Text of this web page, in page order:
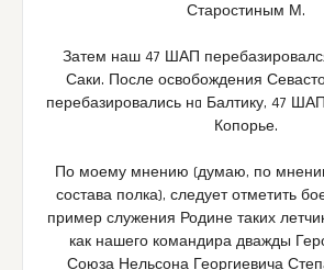
Старостиным М.
Затем наш 47 ШАП
Саки. После освобождения
перебазировались нa Балтику, 47
Копорье.
По моему мнению (думаю, по
состава полка), следует отметить
пример служения Родине таких
как нашего командира дважды
Союза Нельсона Георгиевича